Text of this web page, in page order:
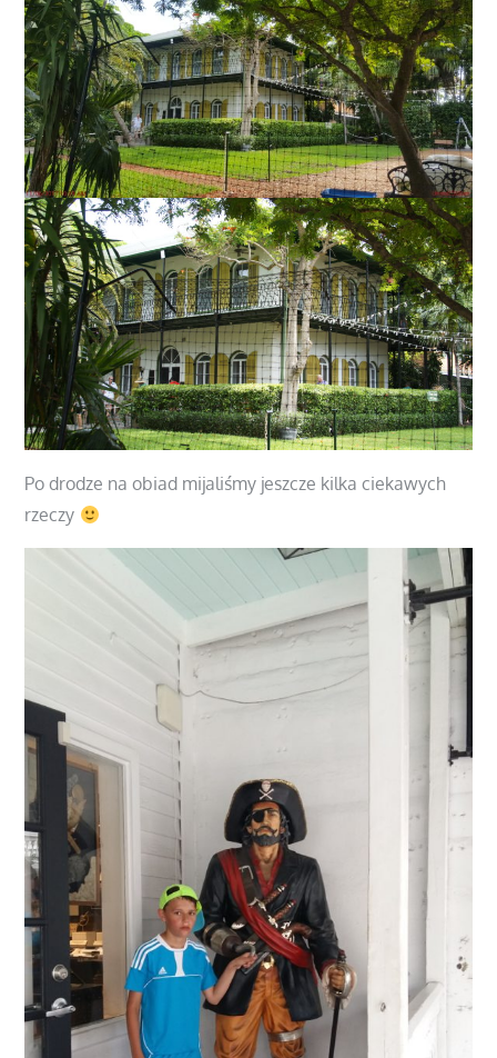
Po drodze na obiad mijaliśmy jeszcze kilka ciekawych
rzeczy